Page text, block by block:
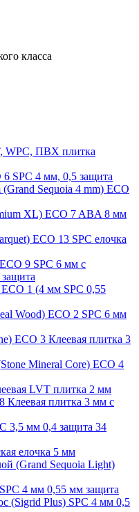
класса
WPC, ПВХ плитка
SPC 4 мм, 0,5 защита
Sequoia 4 mm) ECO
XL) ECO 7 ABA 8 мм
ECO 13 SPC елочка
9 SPC 6 мм с
1 (4 мм SPC 0,55
Wood) ECO 2 SPC 6 мм
ECO 3 Клеевая плитка 3
Mineral Core) ECO 4
LVT плитка 2 мм
плитка 3 мм с
3,5 мм 0,4 защита 34
елочка 5 мм
(Grand Sequoia Light)
4 мм 0,55 мм защита
(Sigrid Plus) SPC 4 мм 0,5